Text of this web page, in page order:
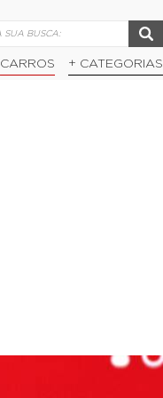
CARROS + CATEGORIAS